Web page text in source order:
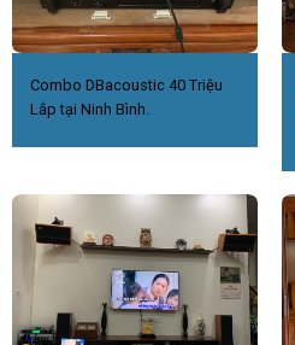
Combo DBacoustic 40 Triệu
Lắp tại Ninh Bình.